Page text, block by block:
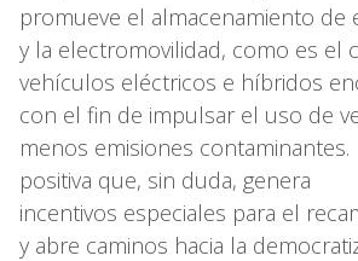
promueve el almacenamiento de
y la electromovilidad, como es el
vehículos eléctricos e híbridos
con el fin de impulsar el uso de
menos emisiones contaminantes.
positiva que, sin duda, genera
incentivos especiales para el
y abre caminos hacia la